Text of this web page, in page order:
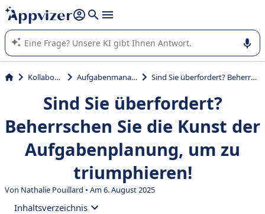
beantworten (mehrere Zeilen mit
Die KI von Appvizer führt Sie bei der Nutzung oder Auswahl
von SaaS-Software in Unternehmen.
Kollaboration Aufgabenmanagement Sind Sie überfordert? Beherrschen Sie die Kunst der Aufgabenplanung, um zu triumphieren!
Sind Sie überfordert?
Beherrschen Sie die Kunst der
Aufgabenplanung, um zu
triumphieren!
Von Nathalie Pouillard • Am 6. August 2025
Inhaltsverzeichnis